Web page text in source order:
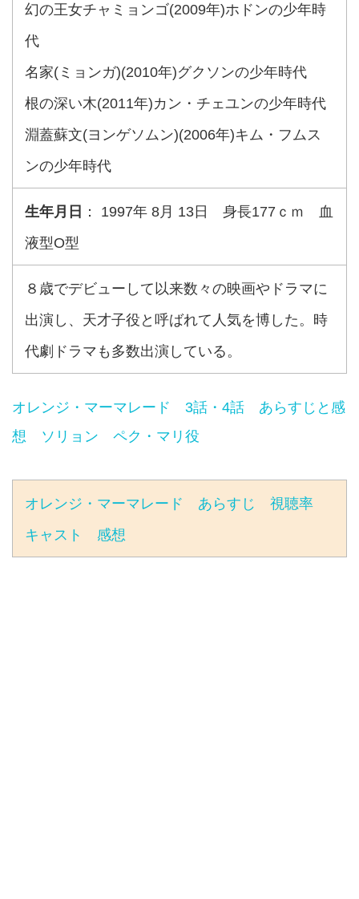
幻の王女チャミョンゴ(2009年)ホドンの少年時
代
名家(ミョンガ)(2010年)グクソンの少年時代
根の深い木(2011年)カン・チェユンの少年時代
淵蓋蘇文(ヨンゲソムン)(2006年)キム・フムス
ンの少年時代
生年月日 ： 1997年 8月 13日 身長177ｃｍ 血
液型O型
８歳でデビューして以来数々の映画やドラマに
出演し、天才子役と呼ばれて人気を博した。時
代劇ドラマも多数出演している。
オレンジ・マーマレード 3話・4話 あらすじと感
想 ソリョン ペク・マリ役
オレンジ・マーマレード あらすじ 視聴率
キャスト 感想